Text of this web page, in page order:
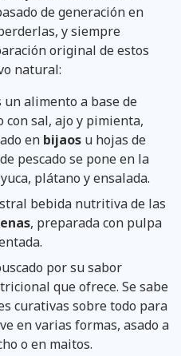
de generación en
y siempre
original de estos
natural:
un alimento a base de
con sal, ajo y pimienta,
en bijaos u hojas de
pescado se pone en la
plátano y ensalada.
bebida nutritiva de las
, preparada con pulpa
por su sabor
que ofrece. Se sabe
curativas sobre todo para
en varias formas, asado a
o en maitos.